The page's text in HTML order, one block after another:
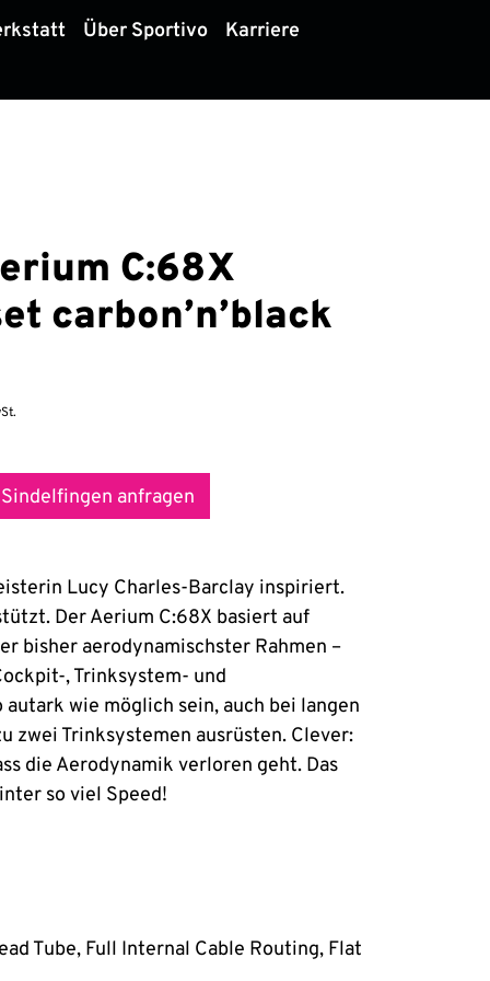
Über Sportivo Karriere
C:68X
carbon’n’black
anfragen
Lucy Charles-Barclay inspiriert.
Der Aerium C:68X basiert auf
bisher aerodynamischster Rahmen –
, Trinksystem- und
wie möglich sein, auch bei langen
zwei Trinksystemen ausrüsten. Clever:
die Aerodynamik verloren geht. Das
so viel Speed!
Tube, Full Internal Cable Routing, Flat